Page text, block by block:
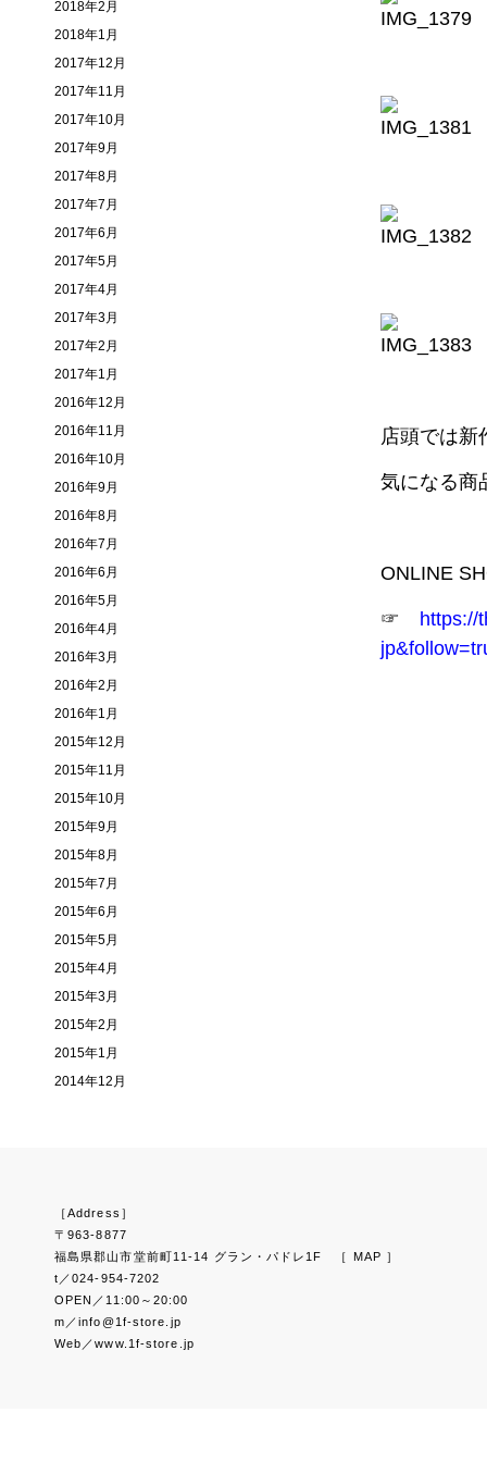
店頭では新
気になる商
ONLINE
☞ https://
2018年2月
2018年1月
2017年12月
2017年11月
2017年10月
2017年9月
2017年8月
2017年7月
2017年6月
2017年5月
2017年4月
2017年3月
2017年2月
2017年1月
2016年12月
2016年11月
2016年10月
2016年9月
2016年8月
2016年7月
2016年6月
2016年5月
2016年4月
2016年3月
2016年2月
2016年1月
2015年12月
2015年11月
2015年10月
2015年9月
2015年8月
2015年7月
2015年6月
2015年5月
2015年4月
2015年3月
2015年2月
2015年1月
2014年12月
［Address］
〒963-8877
福島県郡山市堂前町11-14 グラン・パドレ1F
［ MAP ］
t／024-954-7202
OPEN／11:00～20:00
m／info@1f-store.jp
Web／www.1f-store.jp